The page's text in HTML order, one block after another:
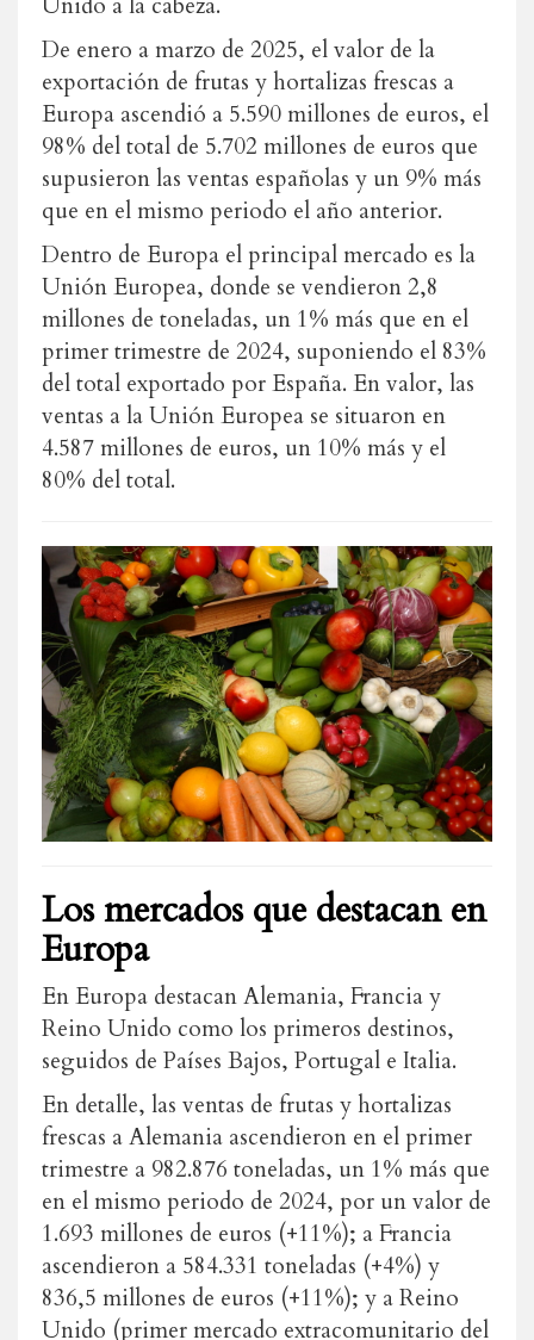
De enero a marzo de 2025, el valor de la
exportación de frutas y hortalizas frescas a
Europa ascendió a 5.590 millones de euros, el
98% del total de 5.702 millones de euros que
supusieron las ventas españolas y un 9% más
que en el mismo periodo el año anterior.
Dentro de Europa el principal mercado es la
Unión Europea, donde se vendieron 2,8
millones de toneladas, un 1% más que en el
primer trimestre de 2024, suponiendo el 83%
del total exportado por España. En valor, las
ventas a la Unión Europea se situaron en
4.587 millones de euros, un 10% más y el
80% del total.
Los mercados que destacan en
Europa
En Europa destacan Alemania, Francia y
Reino Unido como los primeros destinos,
seguidos de Países Bajos, Portugal e Italia.
En detalle, las ventas de frutas y hortalizas
frescas a Alemania ascendieron en el primer
trimestre a 982.876 toneladas, un 1% más que
en el mismo periodo de 2024, por un valor de
1.693 millones de euros (+11%); a Francia
ascendieron a 584.331 toneladas (+4%) y
836,5 millones de euros (+11%); y a Reino
Unido (primer mercado extracomunitario del